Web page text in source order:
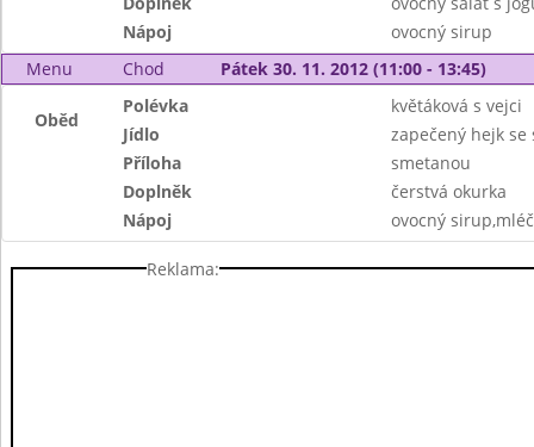
Nápoj
ovocný sirup
Menu
Chod Pátek 30. 11. 2012 (11:00 - 13:45)
Oběd
Polévka
květáková s vejci
Jídlo
zapečený hejk se
Příloha
smetanou
Doplněk
čerstvá okurka
Nápoj
ovocný
Reklama: